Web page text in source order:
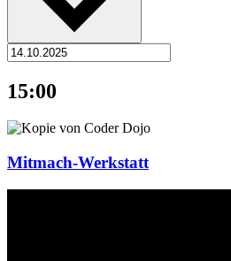
15:00
Mitmach-Werkstatt